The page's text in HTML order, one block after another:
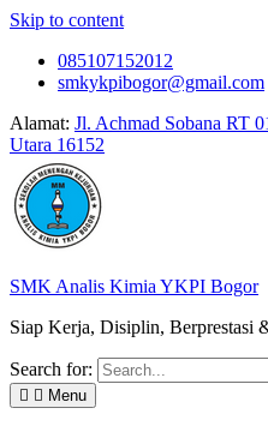
Skip to content
085107152012
smkykpibogor@gmail.com
Alamat: Jl. Achmad Sobana RT
Utara 16152
SMK Analis Kimia YKPI Bogor
Siap Kerja, Disiplin, Berprestasi
Search for:
Menu